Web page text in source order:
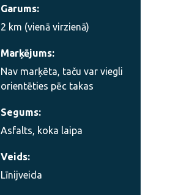
Garums:
2 km (vienā virzienā)
Marķējums:
Nav marķēta, taču var viegli
orientēties pēc takas
Segums:
Asfalts, koka laipa
Veids:
Līnijveida